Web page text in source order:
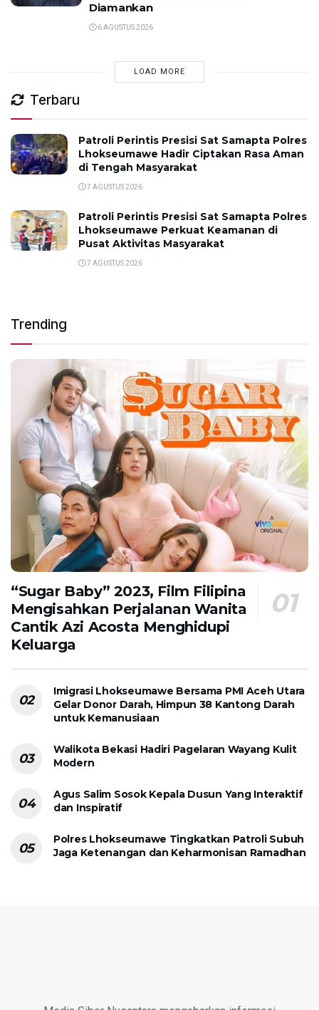
Diamankan
6 AGUSTUS 2026
LOAD MORE
Terbaru
Patroli Perintis Presisi Sat Samapta Polres
Lhokseumawe Hadir Ciptakan Rasa Aman
di Tengah Masyarakat
7 AGUSTUS 2026
Patroli Perintis Presisi Sat Samapta Polres
Lhokseumawe Perkuat Keamanan di
Pusat Aktivitas Masyarakat
7 AGUSTUS 2026
Trending
“Sugar Baby” 2023, Film Filipina
Mengisahkan Perjalanan Wanita
Cantik Azi Acosta Menghidupi
Keluarga
Imigrasi Lhokseumawe Bersama PMI Aceh Utara
Gelar Donor Darah, Himpun 38 Kantong Darah
untuk Kemanusiaan
Walikota Bekasi Hadiri Pagelaran Wayang Kulit
Modern
Agus Salim Sosok Kepala Dusun Yang Interaktif
dan Inspiratif
Polres Lhokseumawe Tingkatkan Patroli Subuh
Jaga Ketenangan dan Keharmonisan Ramadhan